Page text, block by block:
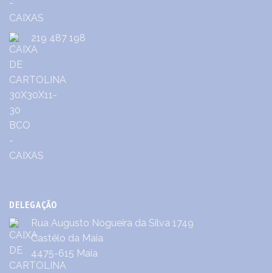
219 487 198
DELEGAÇÃO
Rua Augusto Nogueira da Silva 1749
Castêlo da Maia
4475-615 Maia